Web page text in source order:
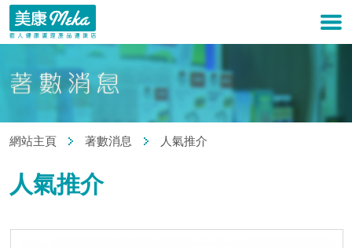
網站主頁 著數消息 人氣推介
人氣推介